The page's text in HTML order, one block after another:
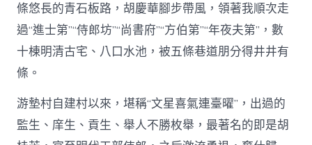
條悠長的青石板路，胡慶華腳步帶風，領著我順次走
過“進士第”“侍郎坊”“尚書府”“方伯第”“年夜夫第”，數
十棟明清古宅、八口水池，被五條巷道朋分得井井有
條。
游墊村自建村以來，堪稱“文星喜氣連臺曜”，出過的
監生、庠生、貢生、舉人不勝枚舉，最著名的即是胡